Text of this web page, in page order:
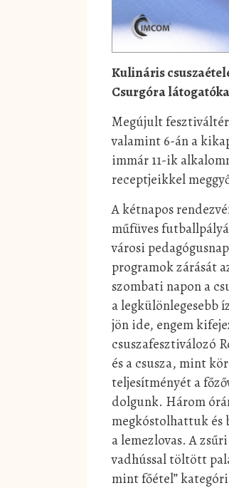
Kulináris
Csurgóra
Megújult
valamint 6-án a
immár 11-ik
receptjeikkel
A kétnapos
műfüves
városi
programok zárását
szombati napon a
a legkülönlegesebb
jön ide, engem
csuszafesztiválozó
és a csusza, mint
teljesítményét a
dolgunk. Három
megkóstolhattuk és
a lemezlovas. A
vadhússal töltött
mint főétel”